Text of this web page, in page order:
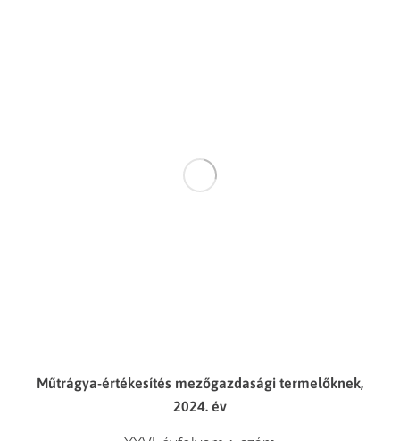
Műtrágya-értékesítés mezőgazdasági termelőknek,
2024. év